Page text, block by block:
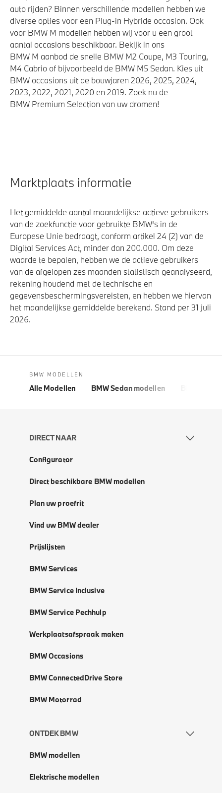
auto rijden? Binnen verschillende modellen hebben we
diverse opties voor een Plug-in Hybride occasion. Ook
voor BMW M modellen hebben wij voor u een groot
aantal occasions beschikbaar. Bekijk in ons
BMW M aanbod de snelle BMW M2 Coupe, M3 Touring,
M4 Cabrio of bijvoorbeeld de BMW M5 Sedan. Kies uit
BMW occasions uit de bouwjaren 2026, 2025, 2024,
2023, 2022, 2021, 2020 en 2019. Zoek nu de
BMW Premium Selection van uw dromen!
Marktplaats informatie
Het gemiddelde aantal maandelijkse actieve gebruikers
van de zoekfunctie voor gebruikte BMW's in de
Europese Unie bedraagt, conform artikel 24 (2) van de
Digital Services Act, minder dan 200.000. Om deze
waarde te bepalen, hebben we de actieve gebruikers
van de afgelopen zes maanden statistisch geanalyseerd,
rekening houdend met de technische en
gegevensbeschermingsvereisten, en hebben we hiervan
het maandelijkse gemiddelde berekend. Stand per 31 juli
2026.
BMW MODELLEN
Alle Modellen BMW Sedan modellen
DIRECT NAAR
Configurator
Direct beschikbare BMW modellen
Plan uw proefrit
Vind uw BMW dealer
Prijslijsten
BMW Services
BMW Service Inclusive
BMW Service Pechhulp
Werkplaatsafspraak maken
BMW Occasions
BMW ConnectedDrive Store
BMW Motorrad
ONTDEK BMW
BMW modellen
Elektrische modellen